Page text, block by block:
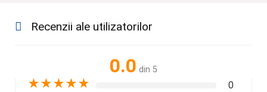
Recenzii ale utilizatorilor
0.0 din 5
★★★★★ 0